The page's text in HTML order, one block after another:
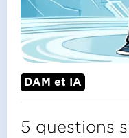
DAM et IA
5 questions